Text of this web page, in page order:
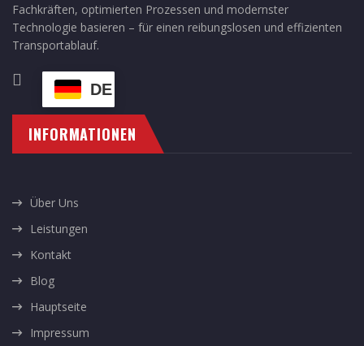
Fachkräften, optimierten Prozessen und modernster
Technologie basieren – für einen reibungslosen und effizienten
Transportablauf.
DE
INFORMATIONEN
Über Uns
Leistungen
Kontakt
Blog
Hauptseite
Impressum